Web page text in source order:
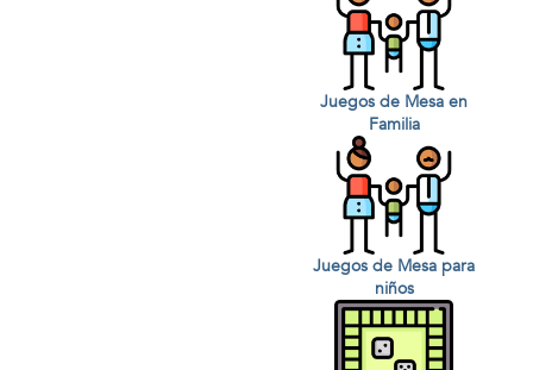
Juegos de Mesa en
Familia
Juegos de Mesa para
niños